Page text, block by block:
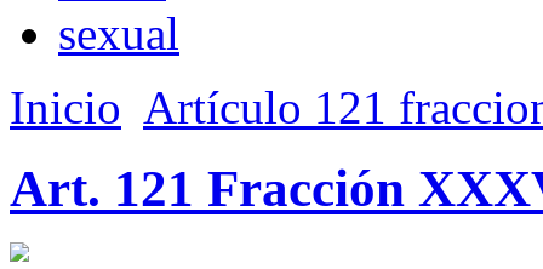
Inicio Artículo 121
Art. 121 Fracción